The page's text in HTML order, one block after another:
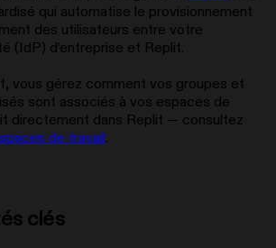
qui automatise le provisionnement
des utilisateurs entre votre
(IdP) d’entreprise et Replit.
vous gérez comment vos groupes et
sont associés à vos espaces de
directement dans Replit — consultez
de travail.
clés